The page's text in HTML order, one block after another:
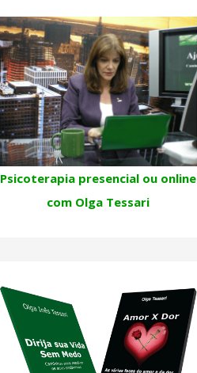
Psicoterapia presencial ou online
com Olga Tessari